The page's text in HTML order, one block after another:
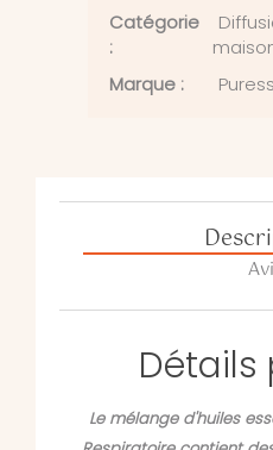
Catégorie
:
Marque :
Détails
Le mélange d'huiles